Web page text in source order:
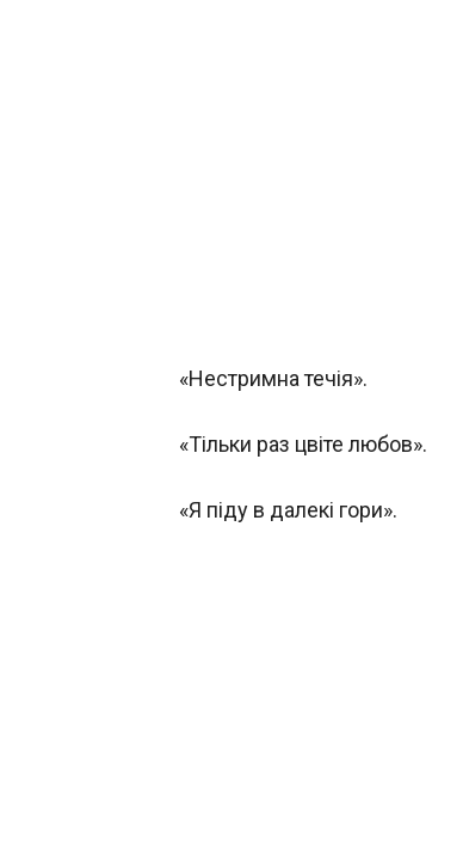
«Нестримна течія».
«Тільки раз цвіте любов».
«Я піду в далекі гори».